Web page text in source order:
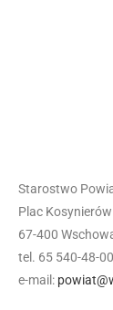
Starostwo
Plac
67-400
tel. 65 540-48-00
e-mail: